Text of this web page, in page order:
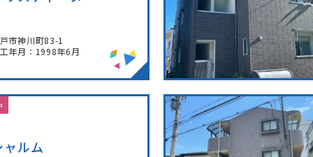
市神川町83-1
年月：1998年6月
ャルム